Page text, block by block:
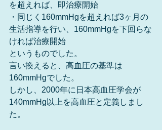
を超えれば、即治療開始
・同じく160mmHgを超えれば3ヶ月の
生活指導を行い、160mmHgを下回らな
ければ治療開始
というものでした。
言い換えると、高血圧の基準は
160mmHgでした。
しかし、2000年に日本高血圧学会が
140mmHg以上を高血圧と定義しまし
た。